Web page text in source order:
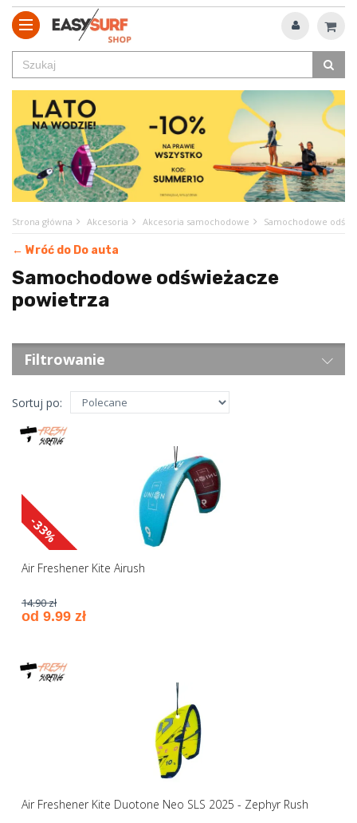
Strona główna Akcesoria Akcesoria samochodowe Samochodowe
← Wróć do Do auta
Samochodowe odświeżacze
powietrza
Filtrowanie
Sortuj po:
-33%
Air Freshener Kite Airush
14.90 zł
od 9.99 zł
Air Freshener Kite Duotone Neo SLS 2025 - Zephyr Rush